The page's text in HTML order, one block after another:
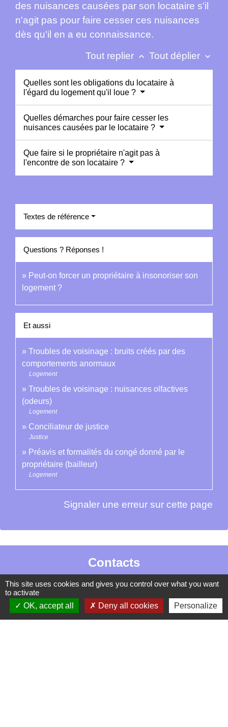
des nuisances causées par son locataire s'il
n'agit pas pour faire cesser ces nuisances
dès qu'il en a eu connaissance.
Tout replier keyboard_arrow_up Tout déplier keyboard_arrow_down
Quelles sont les obligations du locataire à
l'égard du logement qu'il loue ?
Quelles démarches pour faire cesser les
nuisances causées par le locataire ?
Que faire si le propriétaire n'agit pas à
l'encontre de son locataire ?
Textes de référence
Questions ? Réponses !
Peut-on forcer un propriétaire à insonoriser son
logement ?
Et aussi
Troubles de voisinage : bruits créés par des
comportements anormaux
Logement
Troubles de voisinage : nuisances olfactives
(odeurs)
Logement
Conciliateur de justice
Justice
Préavis et formalités du congé donné par le
propriétaire (bailleur)
Logement
Signaler une erreur sur cette page
Contacts
La Garde-Adhémar
25, rue Pauline de Simiane
26700 La Garde-Adhémar - FRANCE
This site uses cookies and gives you control over what you want
to activate
OK, accept all
Deny all cookies Personalize